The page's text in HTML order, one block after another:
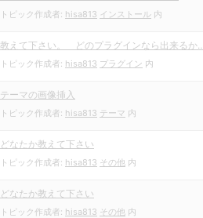
トピック作成者: hisa813 インストール 内
教えて下さい。 どのプラグインなら出来るか
トピック作成者: hisa813 プラグイン 内
テーマの画像挿入
トピック作成者: hisa813 テーマ 内
どなたか教えて下さい
トピック作成者: hisa813 その他 内
どなたか教えて下さい
トピック作成者: hisa813 その他 内